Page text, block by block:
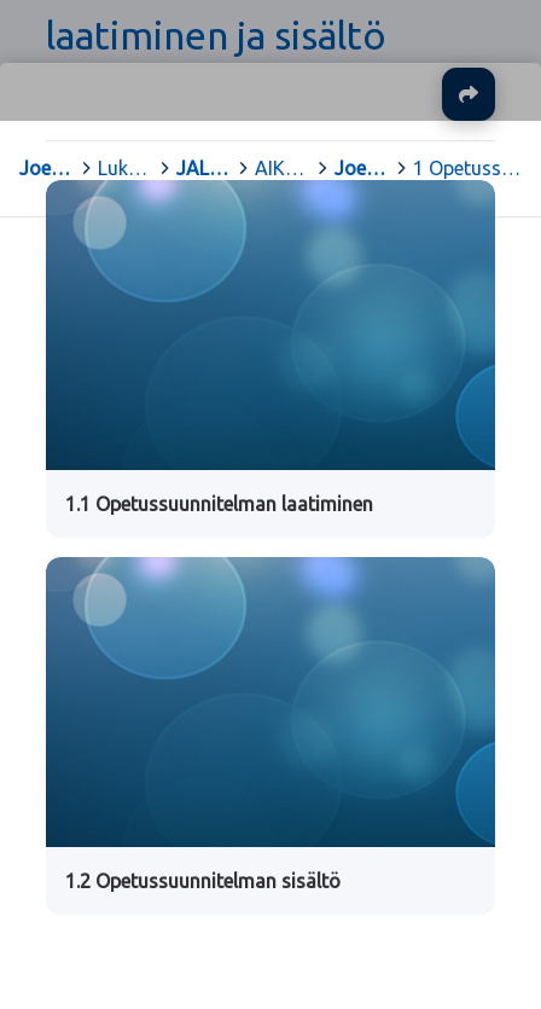
Joensuu Lukiot > JAL Joensuun Aikuislukio > AIKUISLUKIO > Joensuun Aikuislukion opetussuunnitelma 2021 1 Opetussuunnitelman laatiminen ja sisältö
laatiminen ja sisältö
1.1 Opetussuunnitelman laatiminen
1.2 Opetussuunnitelman sisältö